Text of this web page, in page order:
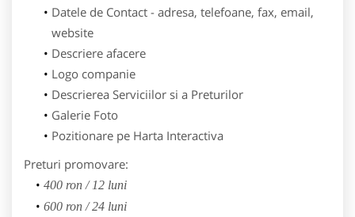
Datele de Contact - adresa, telefoane, fax, email,
website
Descriere afacere
Logo companie
Descrierea Serviciilor si a Preturilor
Galerie Foto
Pozitionare pe Harta Interactiva
Preturi promovare:
400 ron / 12 luni
600 ron / 24 luni